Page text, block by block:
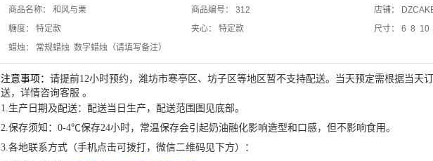
商品名称： 和风与栗 商品编号： 312 店铺：
糖度： 特定款 夹心： 特定款 尺寸： 6 8 10
蜡烛： 常规蜡烛 数字蜡烛（请填写备注）
注意事项： 请提前12小时预约，潍坊市寒亭区、坊子区等地区暂不支持配送。当天预定需根据当天
送，详情咨询客服 。
1.生产日期及配送：配送当日生产，配送范围图见底部。
2.保存须知：0-4℃保存24小时，常温保存会引起奶油融化影响造型和口感，但不影响食用。
3.各地联系方式（手机点击可拨打，微信二维码见下方）
：